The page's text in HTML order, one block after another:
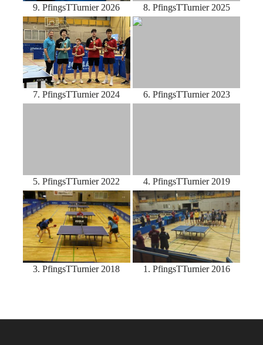
9. PfingsTTurnier 2026 8. PfingsTTurnier 2025
7. PfingsTTurnier 2024 6. PfingsTTurnier 2023
5. PfingsTTurnier 2022 4. PfingsTTurnier 2019
3. PfingsTTurnier 2018 1. PfingsTTurnier 2016